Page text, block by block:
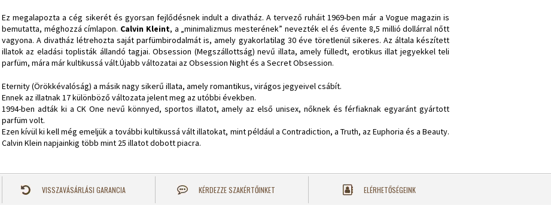
Ez megalapozta a cég sikerét és gyorsan fejlődésnek indult a divatház. A tervező ruháit 1969-ben már a Vogue magazin is
bemutatta, méghozzá címlapon. Calvin Kleint, a „minimalizmus mesterének” nevezték el és évente 8,5 millió dollárral nőtt
vagyona. A divatház létrehozta saját parfümbirodalmát is, amely gyakorlatilag 30 éve töretlenül sikeres. Az általa készített
illatok az eladási toplisták állandó tagjai. Obsession (Megszállottság) nevű illata, amely fülledt, erotikus illat jegyekkel teli
parfüm, mára már kultikussá vált.Újabb változatai az Obsession Night és a Secret Obsession.
Eternity (Örökkévalóság) a másik nagy sikerű illata, amely romantikus, virágos jegyeivel csábít.
Ennek az illatnak 17 különböző változata jelent meg az utóbbi években.
1994-ben adták ki a CK One nevű könnyed, sportos illatot, amely az első unisex, nőknek és férfiaknak egyaránt gyártott
parfüm volt.
Ezen kívül ki kell még emeljük a további kultikussá vált illatokat, mint például a Contradiction, a Truth, az Euphoria és a Beauty.
Calvin Klein napjainkig több mint 25 illatot dobott piacra.
VISSZAVÁSÁRLÁSI GARANCIA KÉRDEZZE SZAKÉRTŐINKET ELÉRHETŐSÉGEINK